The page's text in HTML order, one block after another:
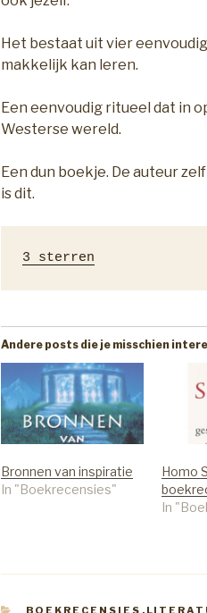
Het bestaat uit vier
makkelijk kan leren.
Een eenvoudig ritueel dat in
Westerse wereld.
Een dun boekje. De auteur
is dit.
3 sterren
Andere posts die je misschien
Bronnen van inspiratie
In "Boekrecensies"
Homo
In
CATEGORIEËN